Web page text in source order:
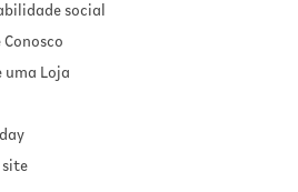
social
uma Loja
site